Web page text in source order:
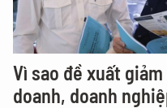
Vì sao đề xuất
doanh, doanh